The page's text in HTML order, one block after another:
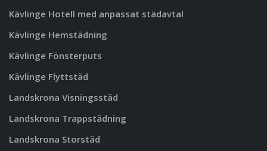
Kävlinge Hotell med anpassat städavtal
Kävlinge Hemstädning
Kävlinge Fönsterputs
Kävlinge Flyttstäd
Landskrona Visningsstäd
Landskrona Trappstädning
Landskrona Storstäd